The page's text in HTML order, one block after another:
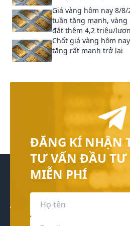
Giá vàng hôm nay 8/8/
tuần tăng mạnh, vàng
đắt thêm 4,2 triệu/
Chốt giá vàng hôm
tăng rất mạnh trở lại
ĐĂNG KÍ NHẬN
TƯ VẤN ĐẦU TƯ
MIỄN PHÍ